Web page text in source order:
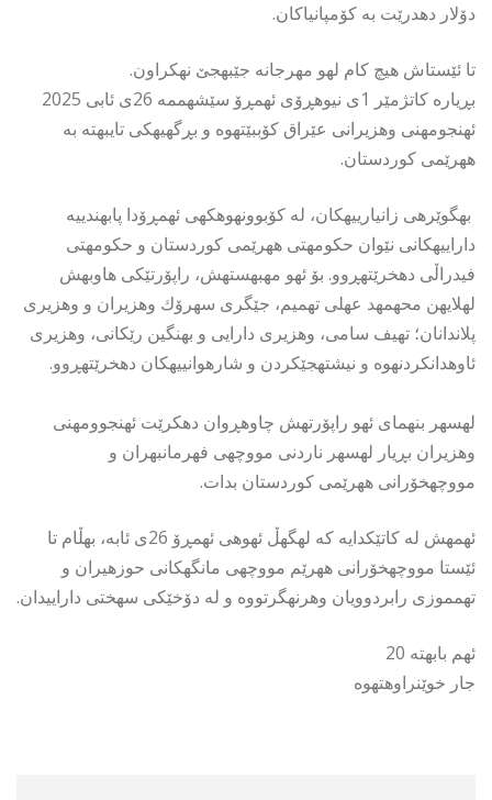
دۆلار دهدرێت به كۆمپانیاكان.
تا ئێستاش هیچ كام لهو مهرجانه جێبهجێ نهكراون.
بڕیاره كاتژمێر 1ی نیوهڕۆی ئهمڕۆ سێشهممه 26ی ئابی 2025
ئهنجومهنی وهزیرانی عێراق كۆببێتهوه و بڕگهیهكی تایبهته به
ههرێمی كوردستان.
بهگوێرهی زانیارییهكان، له كۆبوونهوهكهی ئهمڕۆدا پابهندییه
داراییهكانی نێوان حكومهتی ههرێمی كوردستان و حكومهتی
فیدراڵی دهخرێتهڕوو. بۆ ئهو مهبهستهش، راپۆرتێكی هاوبهش
لهلایهن محهمهد عهلی تهمیم، جێگری سهرۆك وهزیران و وهزیری
پلاندانان؛ تهیف سامی، وهزیری دارایی و بهنگین رێكانی، وهزیری
ئاوهدانكردنهوه و نیشتهجێكردن و شارهوانییهكان دهخرێتهڕوو.
لهسهر بنهمای ئهو راپۆرتهش چاوهڕوان دهكرێت ئهنجوومهنی
وهزیران بڕیار لهسهر ناردنی مووچهی فهرمانبهران و
مووچهخۆرانی ههرێمی كوردستان بدات.
ئهمهش له كاتێكدایه كه لهگهڵ ئهوهی ئهمڕۆ 26ی ئابه، بهڵام تا
ئێستا مووچهخۆرانی ههرێم مووچهی مانگهكانی حوزهیران و
تهمموزی رابردوویان وهرنهگرتووه و له دۆخێكی سهختی داراییدان.
ئهم بابهته 20
جار خوێنراوهتهوه